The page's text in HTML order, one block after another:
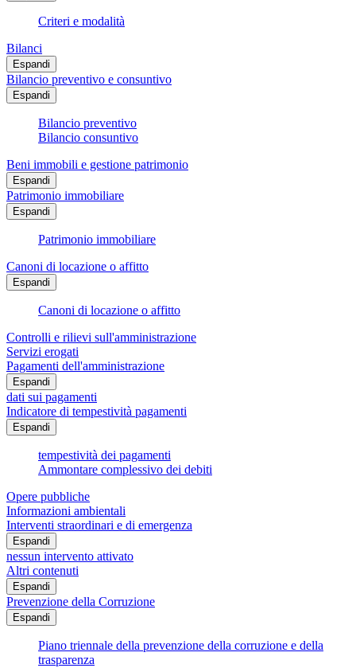
Criteri e modalità
Bilanci
Espandi
Bilancio preventivo e consuntivo
Espandi
Bilancio preventivo
Bilancio consuntivo
Beni immobili e gestione patrimonio
Espandi
Patrimonio immobiliare
Espandi
Patrimonio immobiliare
Canoni di locazione o affitto
Espandi
Canoni di locazione o affitto
Controlli e rilievi sull'amministrazione
Servizi erogati
Pagamenti dell'amministrazione
Espandi
dati sui pagamenti
Indicatore di tempestività pagamenti
Espandi
tempestività dei pagamenti
Ammontare complessivo dei debiti
Opere pubbliche
Informazioni ambientali
Interventi straordinari e di emergenza
Espandi
nessun intervento attivato
Altri contenuti
Espandi
Prevenzione della Corruzione
Espandi
Piano triennale della prevenzione della corruzione e della
trasparenza